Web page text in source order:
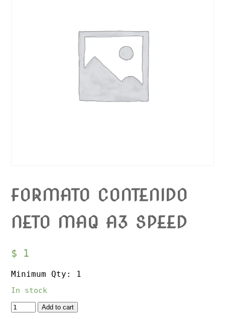
FORMATO CONTENIDO
NETO MAQ A3 SPEED
$ 1
Minimum Qty: 1
In stock
QuantityAdd to cart